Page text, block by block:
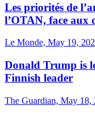
Les priorités de
l’OTAN, face aux
Le Monde, May 19,
Donald Trump is
Finnish leader
The Guardian, May 18,